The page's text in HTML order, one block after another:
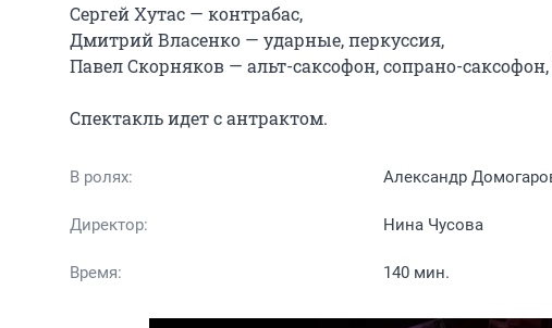
Сергей Хутас — контрабас,
Дмитрий Власенко — ударные, перкуссия,
Павел Скорняков — альт-саксофон, сопрано-
Спектакль идет с антрактом.
В ролях: Александр
Директор: Нина Чусова
Время: 140 мин.